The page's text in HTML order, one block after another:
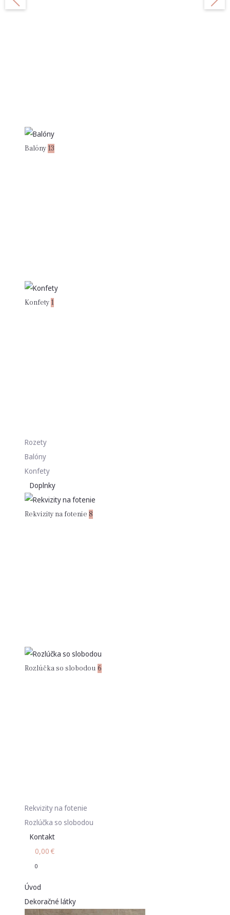
Balóny 13
Konfety 1
Rozety
Balóny
Konfety
Doplnky
Rekvizity na fotenie 8
Rozlúčka so slobodou 6
Rekvizity na fotenie
Rozlúčka so slobodou
Kontakt
0,00 €
0
Úvod
Dekoračné látky